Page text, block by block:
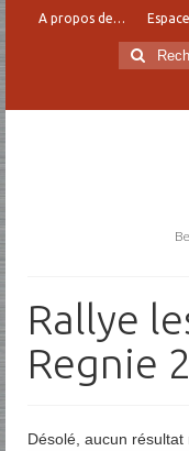
A propos de…
:
Rallye
Regnie
Désolé, aucun résultat